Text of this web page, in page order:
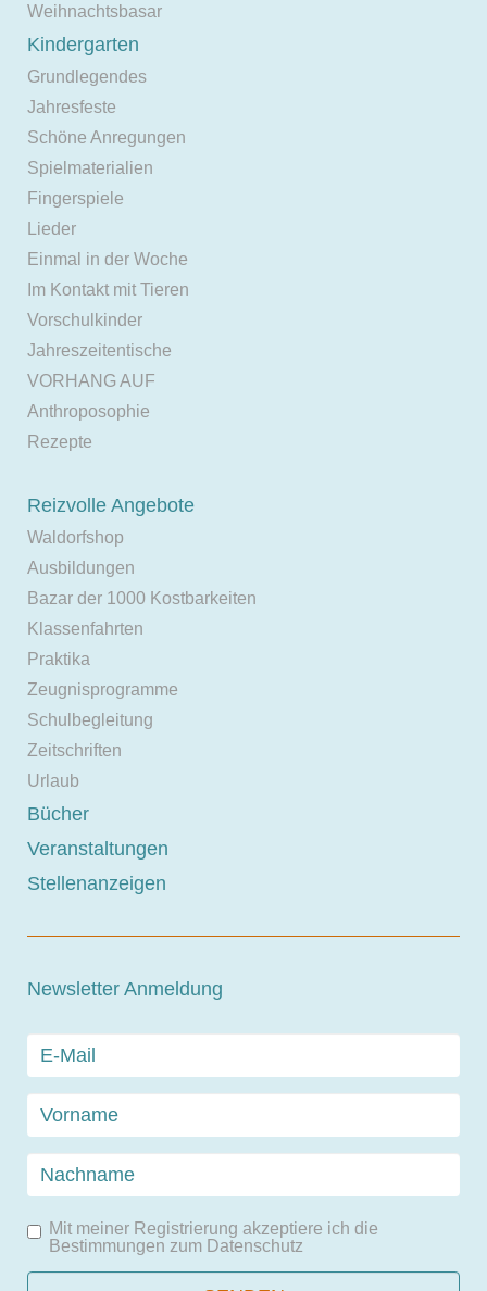
Weihnachtsbasar
Kindergarten
Grundlegendes
Jahresfeste
Schöne Anregungen
Spielmaterialien
Fingerspiele
Lieder
Einmal in der Woche
Im Kontakt mit Tieren
Vorschulkinder
Jahreszeitentische
VORHANG AUF
Anthroposophie
Rezepte
Reizvolle Angebote
Waldorfshop
Ausbildungen
Bazar der 1000 Kostbarkeiten
Klassenfahrten
Praktika
Zeugnisprogramme
Schulbegleitung
Zeitschriften
Urlaub
Bücher
Veranstaltungen
Stellenanzeigen
Newsletter Anmeldung
Mit meiner Registrierung akzeptiere ich die
Bestimmungen zum Datenschutz